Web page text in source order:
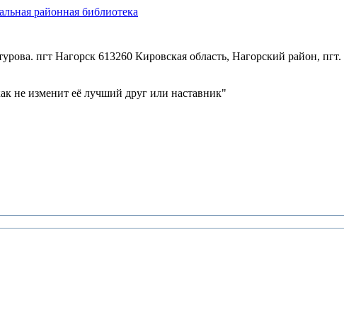
районная библиотека
пгт Нагорск 613260 Кировская область, Нагорский район,
не изменит её лучший друг или наставник"